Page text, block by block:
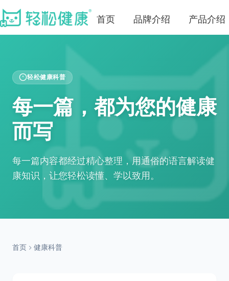
首页 品牌介绍 产品介绍
轻松健康科普
每一篇，都为您的健康
而写
每一篇内容都经过精心整理，用通俗的语言解读健
康知识，让您轻松读懂、学以致用。
首页 健康科普